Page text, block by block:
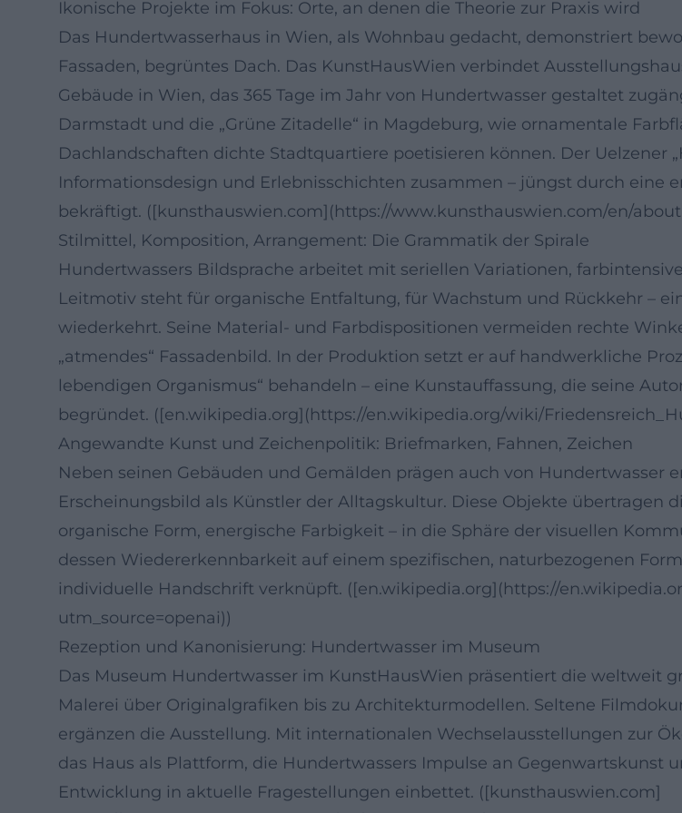
Ikonische Projekte im Fokus: Orte, an denen die Theorie zur Praxis wird
Das Hundertwasserhaus in Wien, als Wohnbau gedacht, demonstriert
Fassaden, begrüntes Dach. Das KunstHausWien verbindet
Gebäude in Wien, das 365 Tage im Jahr von Hundertwasser gestaltet
Darmstadt und die „Grüne Zitadelle“ in Magdeburg, wie ornamentale
Dachlandschaften dichte Stadtquartiere poetisieren können. Der
Informationsdesign und Erlebnisschichten zusammen – jüngst durch eine
bekräftigt. ([kunsthauswien.com](https://www.kunsthauswien.com/en/
Stilmittel, Komposition, Arrangement: Die Grammatik der Spirale
Hundertwassers Bildsprache arbeitet mit seriellen Variationen,
Leitmotiv steht für organische Entfaltung, für Wachstum und Rückkehr –
wiederkehrt. Seine Material- und Farbdispositionen vermeiden rechte
„atmendes“ Fassadenbild. In der Produktion setzt er auf handwerkliche
lebendigen Organismus“ behandeln – eine Kunstauffassung, die seine
begründet. ([en.wikipedia.org](https://en.wikipedia.org/wiki/
Angewandte Kunst und Zeichenpolitik: Briefmarken, Fahnen, Zeichen
Neben seinen Gebäuden und Gemälden prägen auch von Hundertwasser
Erscheinungsbild als Künstler der Alltagskultur. Diese Objekte übertragen
organische Form, energische Farbigkeit – in die Sphäre der visuellen
dessen Wiedererkennbarkeit auf einem spezifischen, naturbezogenen
individuelle Handschrift verknüpft. ([en.wikipedia.org](https://
utm_source=openai))
Rezeption und Kanonisierung: Hundertwasser im Museum
Das Museum Hundertwasser im KunstHausWien präsentiert die weltweit
Malerei über Originalgrafiken bis zu Architekturmodellen. Seltene
ergänzen die Ausstellung. Mit internationalen Wechselausstellungen zur
das Haus als Plattform, die Hundertwassers Impulse an Gegenwartskunst
Entwicklung in aktuelle Fragestellungen einbettet. ([kunsthauswien.com]